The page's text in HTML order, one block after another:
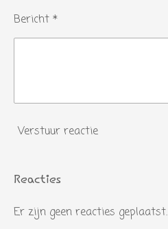
Bericht *
Verstuur reactie
Reacties
Er zijn geen reacties geplaatst.